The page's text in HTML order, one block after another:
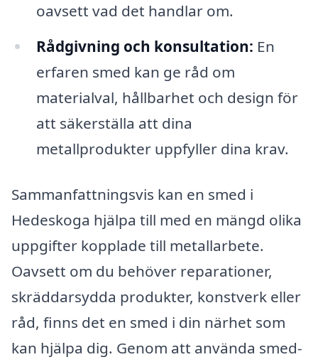
oavsett vad det handlar om.
Rådgivning och konsultation: En
erfaren smed kan ge råd om
materialval, hållbarhet och design för
att säkerställa att dina
metallprodukter uppfyller dina krav.
Sammanfattningsvis kan en smed i
Hedeskoga hjälpa till med en mängd olika
uppgifter kopplade till metallarbete.
Oavsett om du behöver reparationer,
skräddarsydda produkter, konstverk eller
råd, finns det en smed i din närhet som
kan hjälpa dig. Genom att använda smed-